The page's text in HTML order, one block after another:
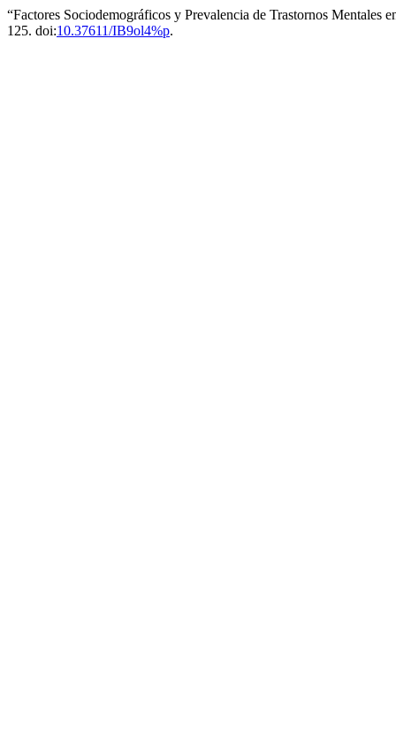
“Factores Sociodemográficos y Prevalencia de Trastornos Mentales
125. doi:10.37611/IB9ol4%p.